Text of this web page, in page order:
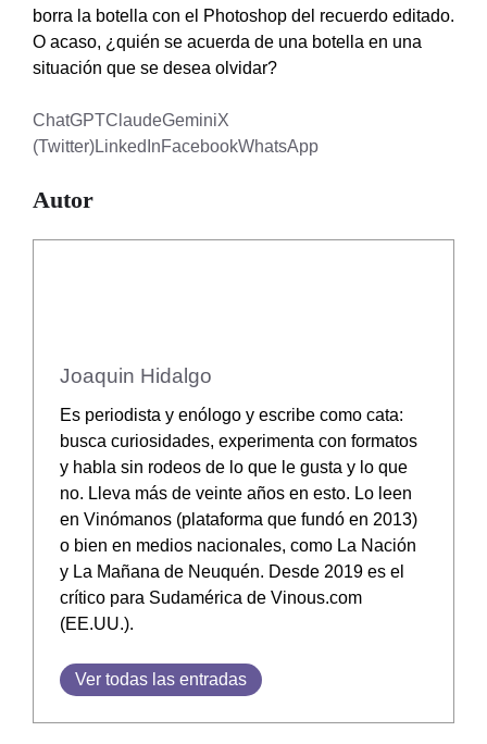
borra la botella con el Photoshop del recuerdo editado.
O acaso, ¿quién se acuerda de una botella en una
situación que se desea olvidar?
ChatGPTClaudeGeminiX
(Twitter)LinkedInFacebookWhatsApp
Autor
Joaquin Hidalgo
Es periodista y enólogo y escribe como cata:
busca curiosidades, experimenta con formatos
y habla sin rodeos de lo que le gusta y lo que
no. Lleva más de veinte años en esto. Lo leen
en Vinómanos (plataforma que fundó en 2013)
o bien en medios nacionales, como La Nación
y La Mañana de Neuquén. Desde 2019 es el
crítico para Sudamérica de Vinous.com
(EE.UU.).
Ver todas las entradas